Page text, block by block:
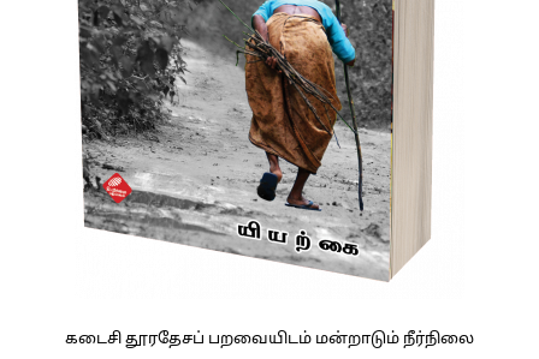
கடைசி தூரதேசப் பறவையிடம் மன்றாடும் நீர்நிலை